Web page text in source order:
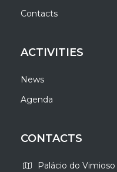
Contacts
ACTIVITIES
News
Agenda
CONTACTS
Palácio do Vimioso